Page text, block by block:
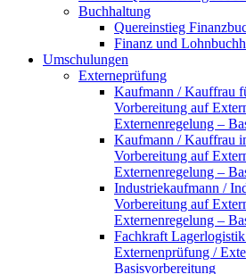
Buchhaltung
Quereinstieg
Finanz und
Umschulungen
Externeprüfung
Kaufmann / Kauffrau
Vorbereitung auf
Externenregelung –
Kaufmann / Kauffrau
Vorbereitung auf
Externenregelung –
Industriekaufmann /
Vorbereitung auf
Externenregelung –
Fachkraft
Externenprüfung /
Basisvorbereitung